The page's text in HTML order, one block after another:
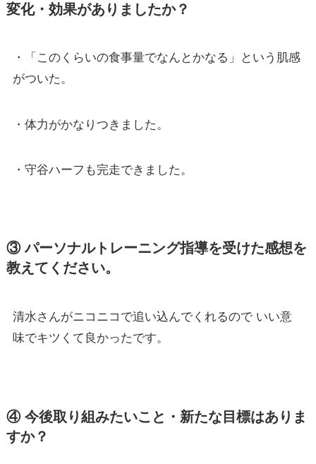
変化・効果がありましたか？
・「このくらいの食事量でなんとかなる」という肌感
がついた。
・体力がかなりつきました。
・守谷ハーフも完走できました。
③ パーソナルトレーニング指導を受けた感想を
教えてください。
清水さんがニコニコで追い込んでくれるので いい意
味でキツくて良かったです。
④ 今後取り組みたいこと・新たな目標はありま
すか？